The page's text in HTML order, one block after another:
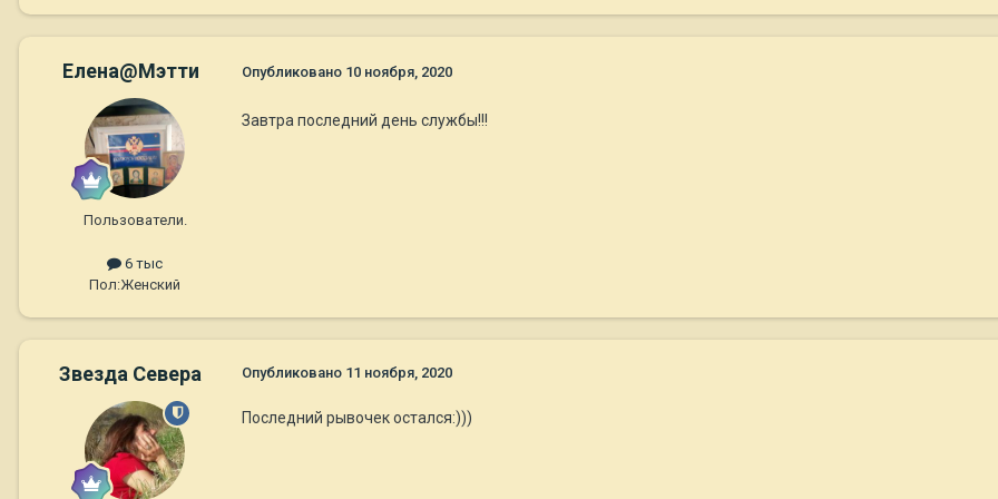
Елена@Мэтти
Пользователи.
6 тыс
Пол:Женский
Опубликовано 10 ноября, 2020
Завтра последний день службы!!!
Звезда Севера Опубликовано 11 ноября, 2020
Последний рывочек остался:)))